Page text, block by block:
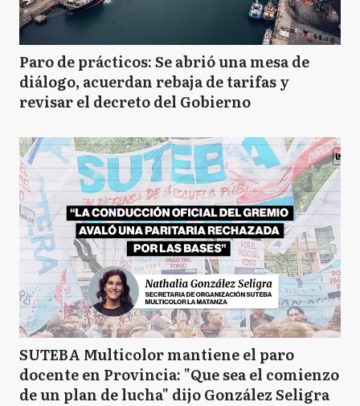
Paro de prácticos: Se abrió una mesa de
diálogo, acuerdan rebaja de tarifas y
revisar el decreto del Gobierno
SUTEBA Multicolor mantiene el paro
docente en Provincia: "Que sea el comienzo
de un plan de lucha" dijo González Seligra